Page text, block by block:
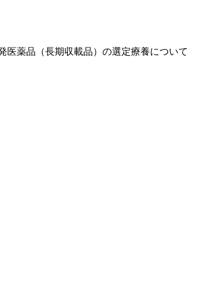
医薬品（長期収載品）の選定療養について